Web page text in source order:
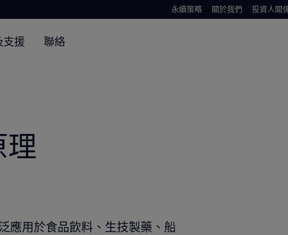
永續策略 關於我們 投資人關
支援 聯絡
應用於食品飲料、生技製藥、船